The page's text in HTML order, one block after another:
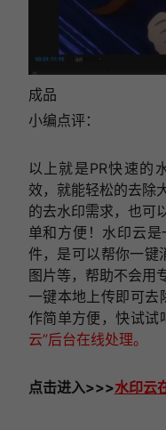
成品
小编点评：
以上就是PR快速的
效，就能轻松的去除
的去水印需求，也可
单和方便！ 水印云
件，是可以帮你一键
图片等，帮助不会用
一键本地上传即可去
作简单方便，快试试
云”后台在线处理。
点击进入>>>水印云